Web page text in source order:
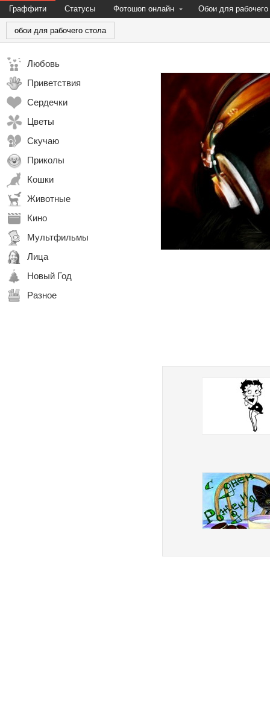
Граффити Статусы Фотошоп онлайн Обои для рабочего
обои для рабочего стола
Любовь
Приветствия
Сердечки
Цветы
Скучаю
Приколы
Кошки
Животные
Кино
Мультфильмы
Лица
Новый Год
Разное